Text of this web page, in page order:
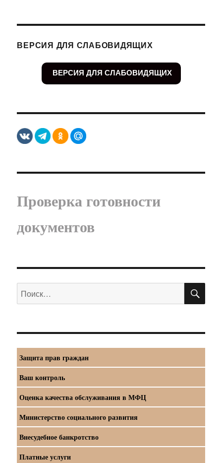
ВЕРСИЯ ДЛЯ СЛАБОВИДЯЩИХ
ВЕРСИЯ ДЛЯ СЛАБОВИДЯЩИХ
Проверка готовности
документов
Искать:
Защита прав граждан
Ваш контроль
Оценка качества обслуживания в МФЦ
Министерство социального развития
Внесудебное банкротство
Платные услуги